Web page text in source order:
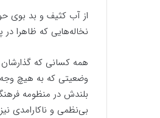
از آب کثیف و بد بوی
نخاله‌هایی که ظاهرا
همه کسانی که
وضعیتی که به هیچ
بلندش در منظومه
بی‌نظمی و ناکارامدی